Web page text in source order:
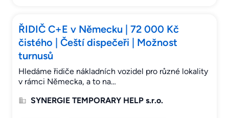
ŘIDIČ C+E v Německu | 72 000 Kč
čistého | Čeští dispečeři | Možnost
turnusů
Hledáme řidiče nákladních vozidel pro různé lokality
v rámci Německa, a to na…
SYNERGIE TEMPORARY HELP s.r.o.